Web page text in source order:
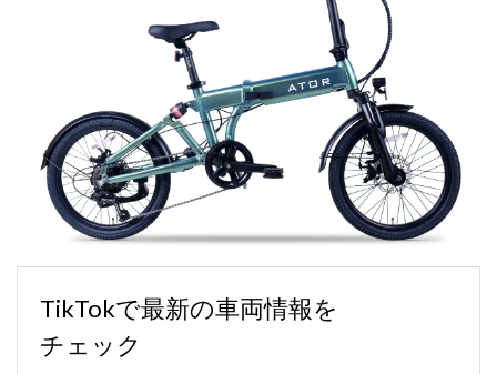
TikTokで最新の車両情報を
チェック